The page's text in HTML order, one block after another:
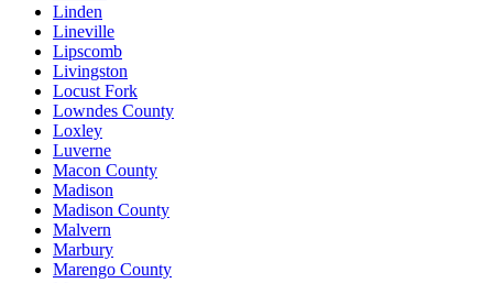
Linden
Lineville
Lipscomb
Livingston
Locust Fork
Lowndes County
Loxley
Luverne
Macon County
Madison
Madison County
Malvern
Marbury
Marengo County